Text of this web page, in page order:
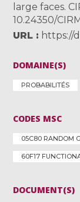
large faces.
10.24350/
URL
https://
DOMAINE(S)
PROBABILITÉS
CODES MSC
05C80 RANDOM
60F17
DOCUMENT(S)